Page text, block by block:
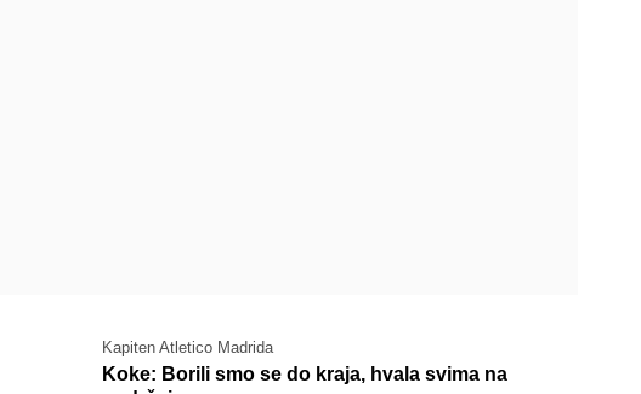
Kapiten Atletico Madrida
Koke: Borili smo se do kraja, hvala svima na